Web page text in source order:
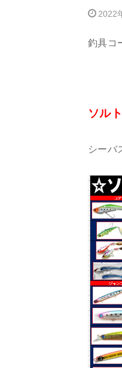
2022
釣具コ
ソル
シーバ